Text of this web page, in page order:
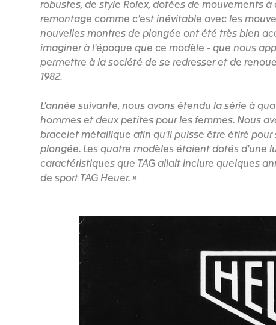
robustes, de style Rolex, dotées de mouvements
remontage comme c'est inévitable avec les
nouvelles montres de plongée ont été très bien
imaginer à l'époque que ce modèle - que nous
permettre à la société de se redresser et de
1982.
L'année suivante, nous avons étendu la série à
hommes et deux petites pour les femmes. Nous
bracelet métallique afin qu'il puisse être étiré
plongée. Les quatre modèles étaient dotés d'une
caractéristiques que TAG allait inclure quelques
de sport TAG Heuer. »